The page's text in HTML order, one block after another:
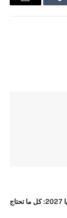
Tumblr
البريد
دليل تصريح الإقامة في إيطاليا 2027: كل ما تحتاج